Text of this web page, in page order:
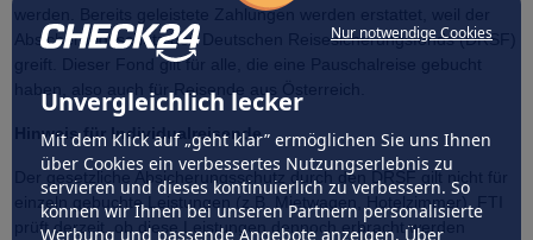
Nur notwendige Cookies
Unvergleichlich lecker
Mit dem Klick auf „geht klar” ermöglichen Sie uns Ihnen
über Cookies ein verbessertes Nutzungserlebnis zu
servieren und dieses kontinuierlich zu verbessern. So
können wir Ihnen bei unseren Partnern personalisierte
Werbung und passende Angebote anzeigen. Über
werden. Bereits geleistete Zahlungen werden erstattet, weil der
Absicherungsschutz des Deutschen Reisesicherungsfonds (DRSF)
greift. Dieser Fond gilt für alle, die eine Pauschalreise gebucht
haben, also auch für Reisende aus Österreich.
Hinweis für Individualreisende
Der gesetzliche Absicherungsschutz durch den DRSF gilt nicht für
einzeln gebuchte Leistungen (z.B. Mietwagen, Hotelzimmer). FTI
prüft derzeit, ob diese Leistungen dennoch erbracht werden